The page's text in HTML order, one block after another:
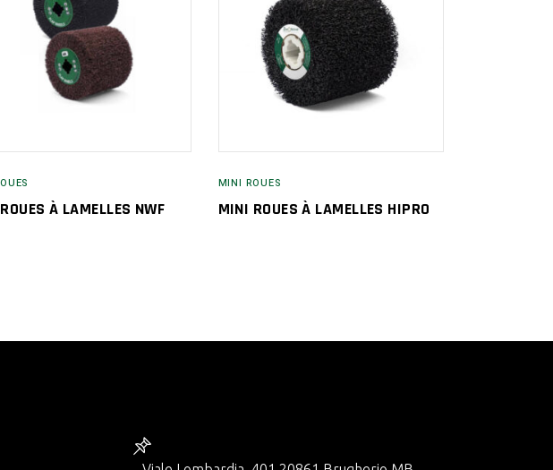
À LAMELLES NWF
MINI ROUES
MINI ROUES À LAMELLES HIPRO